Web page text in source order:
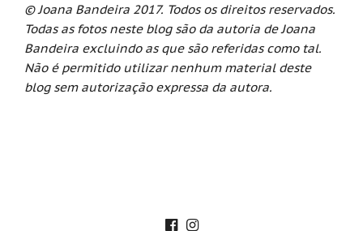
© Joana Bandeira 2017. Todos os direitos reservados.
Todas as fotos neste blog são da autoria de Joana
Bandeira excluindo as que são referidas como tal.
Não é permitido utilizar nenhum material deste
blog sem autorização expressa da autora.